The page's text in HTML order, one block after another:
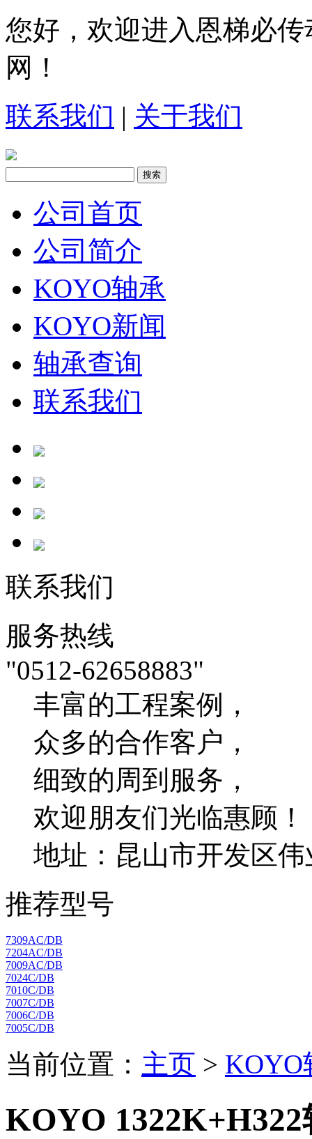
您好，欢迎进入恩梯必
网！
联系我们 | 关于我们
公司首页
公司简介
KOYO轴承
KOYO新闻
轴承查询
联系我们
联系我们
服务热线
"0512-62658883"
丰富的工程案例，
众多的合作客户，
细致的周到服务，
欢迎朋友们光临惠顾！
地址：昆山市开发区伟
推荐型号
7309AC/DB
7204AC/DB
7009AC/DB
7024C/DB
7010C/DB
7007C/DB
7006C/DB
7005C/DB
当前位置： 主页 > KOYO
KOYO 1322K+H322